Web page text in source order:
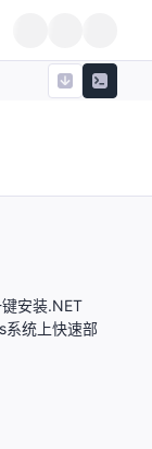
安装.NET
统上快速部